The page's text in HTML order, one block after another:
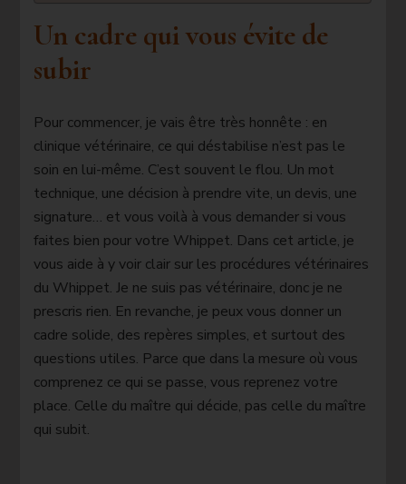
Un cadre qui vous évite de
subir
Pour commencer, je vais être très honnête : en
clinique vétérinaire, ce qui déstabilise n’est pas le
soin en lui-même. C’est souvent le flou. Un mot
technique, une décision à prendre vite, un devis, une
signature… et vous voilà à vous demander si vous
faites bien pour votre Whippet. Dans cet article, je
vous aide à y voir clair sur les procédures vétérinaires
du Whippet. Je ne suis pas vétérinaire, donc je ne
prescris rien. En revanche, je peux vous donner un
cadre solide, des repères simples, et surtout des
questions utiles. Parce que dans la mesure où vous
comprenez ce qui se passe, vous reprenez votre
place. Celle du maître qui décide, pas celle du maître
qui subit.